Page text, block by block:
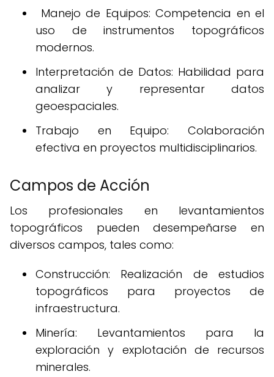
Manejo de Equipos: Competencia en el
uso de instrumentos topográficos
modernos.
Interpretación de Datos: Habilidad para
analizar y representar datos
geoespaciales.
Trabajo en Equipo: Colaboración
efectiva en proyectos multidisciplinarios.
Campos de Acción
Los profesionales en levantamientos
topográficos pueden desempeñarse en
diversos campos, tales como:
Construcción: Realización de estudios
topográficos para proyectos de
infraestructura.
Minería: Levantamientos para la
exploración y explotación de recursos
minerales.